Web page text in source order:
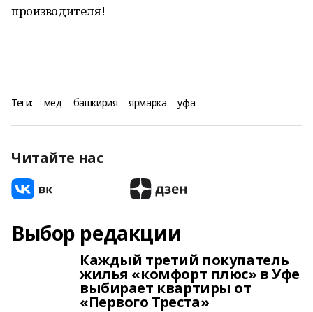
производителя!
Теги: мед башкирия ярмарка уфа
Читайте нас
Выбор редакции
Каждый третий покупатель
жилья «комфорт плюс» в Уфе
выбирает квартиры от
«Первого Треста»